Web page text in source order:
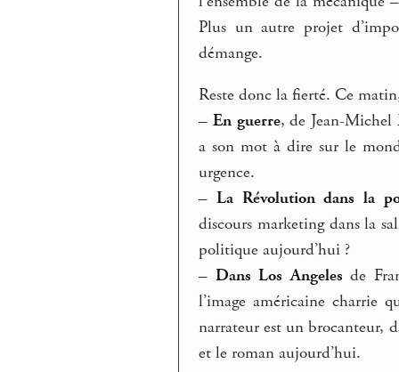
Plus un autre projet
démange.
Reste donc la fierté. Ce
– En guerre, de Jean-
a son mot à dire sur le
urgence.
– La Révolution dans la
discours marketing dans la
politique aujourd’hui ?
– Dans Los Angeles de
l’image américaine charrie
narrateur est un brocanteur,
et le roman aujourd’hui.